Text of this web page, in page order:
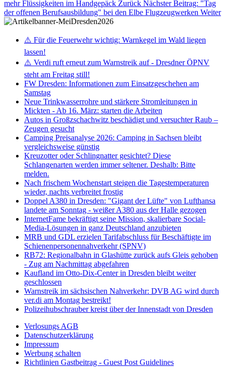
mehr Flüssigkeiten im Handgepäck Zurück Nächster Beitrag: "Tag
der offenen Berufsausbildung" bei den Elbe Flugzeugwerken Weiter
⚠️ Für die Feuerwehr wichtig: Warnkegel im Wald liegen
lassen!
⚠️ Verdi ruft erneut zum Warnstreik auf - Dresdner ÖPNV
steht am Freitag still!
FW Dresden: Informationen zum Einsatzgeschehen am
Samstag
Neue Trinkwasserrohre und stärkere Stromleitungen in
Mickten - Ab 16. März: starten die Arbeiten
Autos in Großzschachwitz beschädigt und versuchter Raub –
Zeugen gesucht
Camping Preisanalyse 2026: Camping in Sachsen bleibt
vergleichsweise günstig
Kreuzotter oder Schlingnatter gesichtet? Diese
Schlangenarten werden immer seltener. Deshalb: Bitte
melden.
Nach frischem Wochenstart steigen die Tagestemperaturen
wieder, nachts verbreitet frostig
Doppel A380 in Dresden: "Gigant der Lüfte" von Lufthansa
landete am Sonntag - weißer A380 aus der Halle gezogen
InternetFame bekräftigt seine Mission, skalierbare Social-
Media-Lösungen in ganz Deutschland anzubieten
MRB und GDL erzielen Tarifabschluss für Beschäftigte im
Schienenpersonennahverkehr (SPNV)
RB72: Regionalbahn in Glashütte zurück aufs Gleis gehoben
- Zug am Nachmittag abgefahren
Kaufland im Otto-Dix-Center in Dresden bleibt weiter
geschlossen
Warnstreik im sächsischen Nahverkehr: DVB AG wird durch
ver.di am Montag bestreikt!
Polizeihubschrauber kreist über der Innenstadt von Dresden
Verlosungs AGB
Datenschutzerklärung
Impressum
Werbung schalten
Richtlinien Gastbeitrag - Guest Post Guidelines